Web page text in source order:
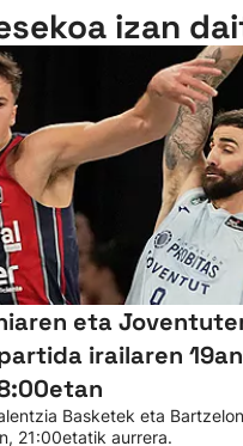
izan
eta
irailaren 19an
Basketek eta
21:00etatik aurrera.